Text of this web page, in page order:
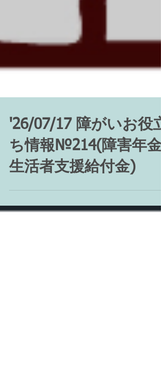
'26/07/17 障がいお役立
ち情報№214(障害年金
生活者支援給付金)